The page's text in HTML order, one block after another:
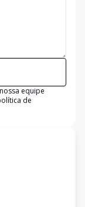
equipe
de